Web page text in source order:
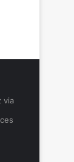
via